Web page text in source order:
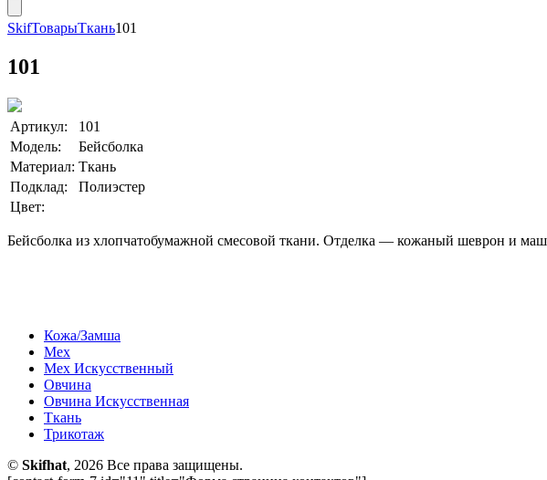
SkifТоварыТкань101
101
Артикул:
101
Модель:
Бейсболка
Материал: Ткань
Подклад:
Полиэстер
Цвет:
Бейсболка из хлопчатобумажной смесовой ткани. Отделка — кожаный шеврон и
Кожа/Замша
Мех
Мех Искусственный
Овчина
Овчина Искусственная
Ткань
Трикотаж
© Skifhat, 2026 Все права защищены.